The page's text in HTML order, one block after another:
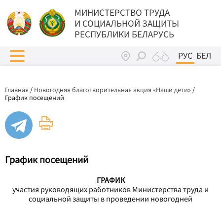
МИНИСТЕРСТВО ТРУДА
И СОЦИАЛЬНОЙ ЗАЩИТЫ
РЕСПУБЛИКИ БЕЛАРУСЬ
РУС БЕЛ
Главная / Новогодняя благотворительная акция «Наши дети» /
График посещений
График посещений
ГРАФИК
участия руководящих работников Министерства труда и
социальной защиты в проведении новогодней